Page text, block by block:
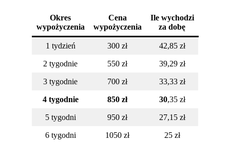
Okres
wypożyczenia
Cena
wypożyczenia
Ile wychodzi
za dobę
1 tydzień 300 zł 42,85 zł
2 tygodnie 550 zł 39,29 zł
3 tygodnie 700 zł 33,33 zł
4 tygodnie 850 zł 30,35 zł
5 tygodni 950 zł 27,15 zł
6 tygodni 1050 zł
25 zł